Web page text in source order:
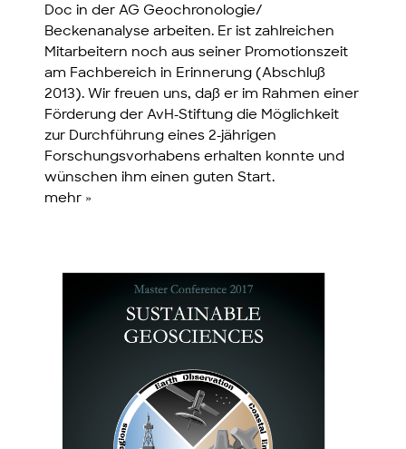
Doc in der AG Geochronologie/
Beckenanalyse arbeiten. Er ist zahlreichen
Mitarbeitern noch aus seiner Promotionszeit
am Fachbereich in Erinnerung (Abschluß
2013). Wir freuen uns, daß er im Rahmen einer
Förderung der AvH-Stiftung die Möglichkeit
zur Durchführung eines 2-jährigen
Forschungsvorhabens erhalten konnte und
wünschen ihm einen guten Start.
mehr »